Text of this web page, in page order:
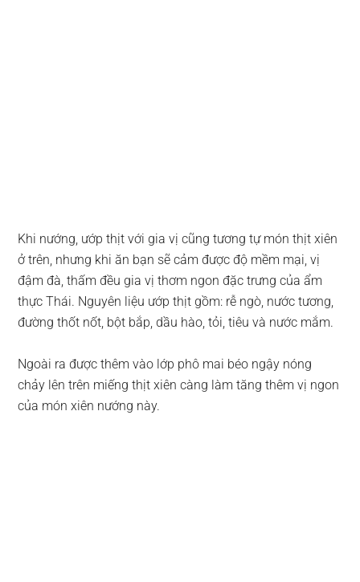
Khi nướng, ướp thịt với gia vị cũng tương tự món thịt xiên
ở trên, nhưng khi ăn bạn sẽ cảm được độ mềm mại, vị
đậm đà, thấm đều gia vị thơm ngon đặc trưng của ẩm
thực Thái. Nguyên liệu ướp thịt gồm: rễ ngò, nước tương,
đường thốt nốt, bột bắp, dầu hào, tỏi, tiêu và nước mắm.
Ngoài ra được thêm vào lớp phô mai béo ngậy nóng
chảy lên trên miếng thịt xiên càng làm tăng thêm vị ngon
của món xiên nướng này.